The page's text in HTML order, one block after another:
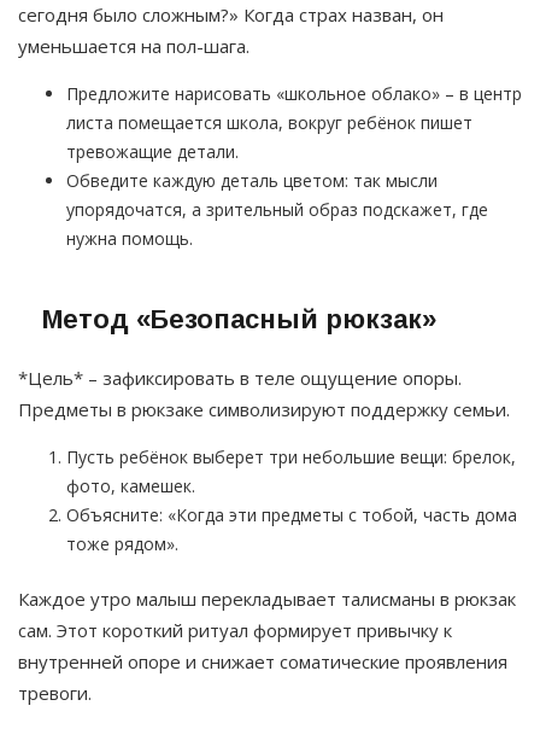
сегодня было сложным?» Когда страх назван, он
уменьшается на пол-шага.
Предложите нарисовать «школьное облако» – в центр
листа помещается школа, вокруг ребёнок пишет
тревожащие детали.
Обведите каждую деталь цветом: так мысли
упорядочатся, а зрительный образ подскажет, где
нужна помощь.
Метод «Безопасный рюкзак»
*Цель* – зафиксировать в теле ощущение опоры.
Предметы в рюкзаке символизируют поддержку семьи.
Пусть ребёнок выберет три небольшие вещи: брелок,
фото, камешек.
Объясните: «Когда эти предметы с тобой, часть дома
тоже рядом».
Каждое утро малыш перекладывает талисманы в рюкзак
сам. Этот короткий ритуал формирует привычку к
внутренней опоре и снижает соматические проявления
тревоги.